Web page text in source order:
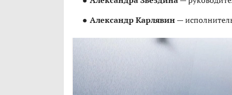
Александр Карлявин—